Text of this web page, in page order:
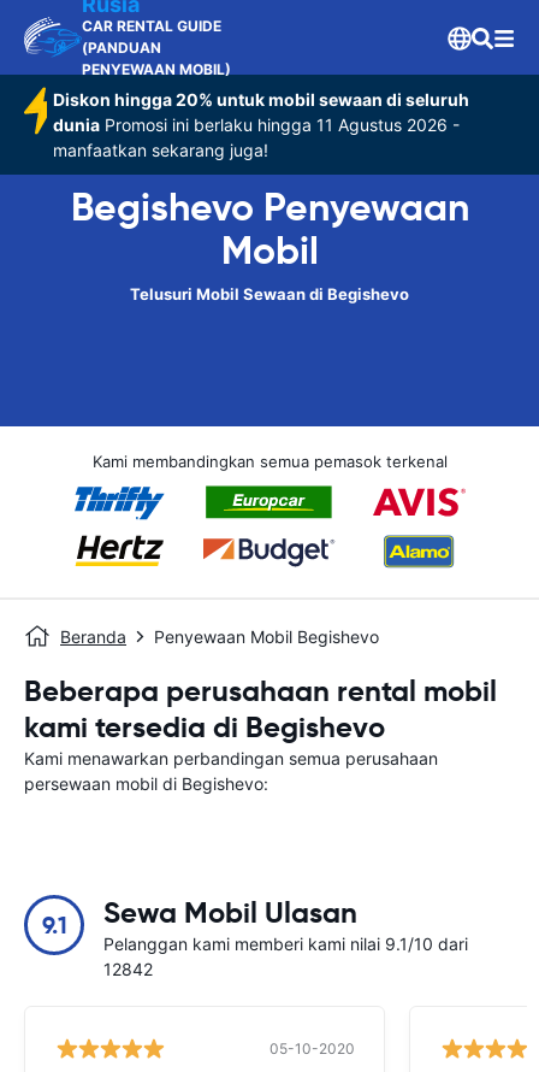
CAR RENTAL GUIDE
(PANDUAN
PENYEWAAN MOBIL)
Diskon hingga 20% untuk mobil sewaan di seluruh
dunia Promosi ini berlaku hingga 11 Agustus 2026 -
manfaatkan sekarang juga!
Begishevo Penyewaan
Mobil
Telusuri Mobil Sewaan di Begishevo
Kami membandingkan semua pemasok terkenal
Beranda Penyewaan Mobil Begishevo
Beberapa perusahaan rental mobil
kami tersedia di Begishevo
Kami menawarkan perbandingan semua perusahaan
persewaan mobil di Begishevo:
9.1 Sewa Mobil Ulasan
Pelanggan kami memberi kami nilai 9.1/10 dari
12842
05-10-2020